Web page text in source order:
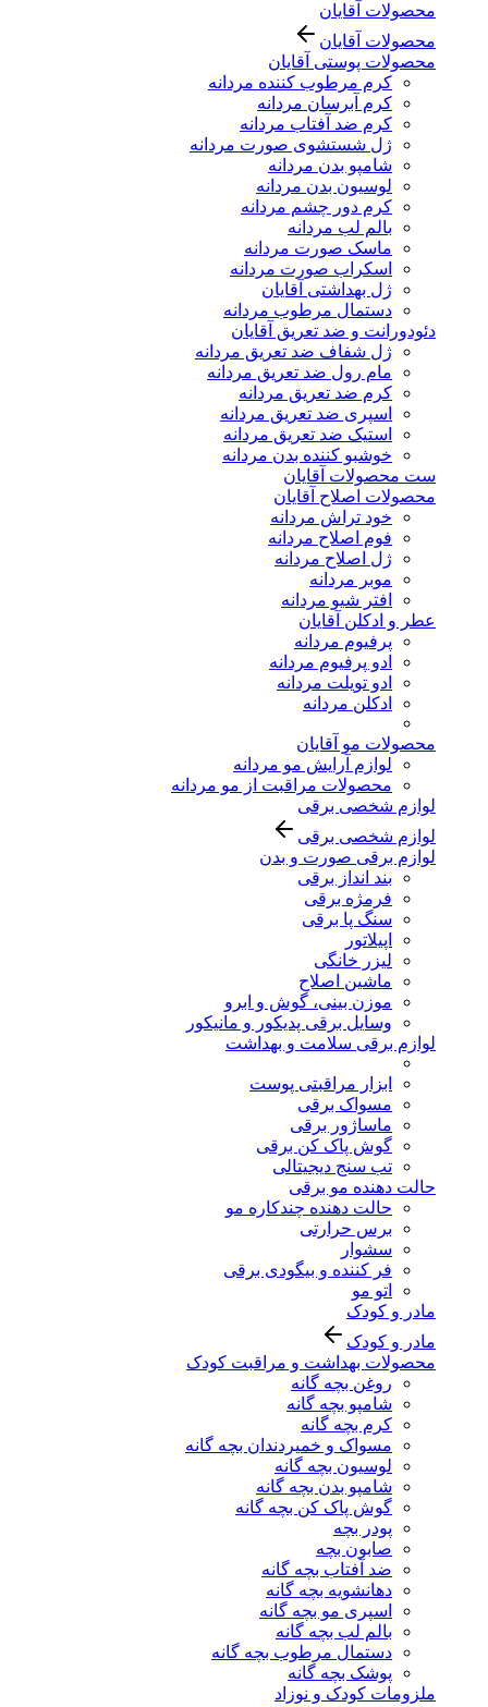
محصولات آقایان
محصولات آقایان
محصولات پوستی آقایان
کرم مرطوب کننده مردانه
کرم آبرسان مردانه
کرم ضد آفتاب مردانه
ژل شستشوی صورت مردانه
شامپو بدن مردانه
لوسیون بدن مردانه
کرم دور چشم مردانه
بالم لب مردانه
ماسک صورت مردانه
اسکراب صورت مردانه
ژل بهداشتی آقایان
دستمال مرطوب مردانه
دئودورانت و ضد تعریق آقایان
ژل شفاف ضد تعریق مردانه
مام رول ضد تعریق مردانه
کرم ضد تعریق مردانه
اسپری ضد تعریق مردانه
استیک ضد تعریق مردانه
خوشبو کننده بدن مردانه
ست محصولات آقایان
محصولات اصلاح آقایان
خود تراش مردانه
فوم اصلاح مردانه
ژل اصلاح مردانه
موبر مردانه
افتر شیو مردانه
عطر و ادکلن آقایان
پرفیوم مردانه
ادو پرفیوم مردانه
ادو تویلت مردانه
ادکلن مردانه
محصولات مو آقایان
لوازم آرایش مو مردانه
محصولات مراقبت از مو مردانه
لوازم شخصی برقی
لوازم شخصی برقی
لوازم برقی صورت و بدن
بند انداز برقی
فرمژه برقی
سنگ پا برقی
اپیلاتور
لیزر خانگی
ماشین اصلاح
موزن بینی، گوش و ابرو
وسایل برقی پدیکور و مانیکور
لوازم برقی سلامت و بهداشت
ابزار مراقبتی پوست
مسواک برقی
ماساژور برقی
گوش پاک کن برقی
تب سنج دیجیتالی
حالت دهنده مو برقی
حالت دهنده چندکاره مو
برس حرارتی
سشوار
فر کننده و بیگودی برقی
اتو مو
مادر و کودک
مادر و کودک
محصولات بهداشت و مراقبت کودک
روغن بچه گانه
شامپو بچه گانه
کرم بچه گانه
مسواک و خمیردندان بچه گانه
لوسیون بچه گانه
شامپو بدن بچه گانه
گوش پاک کن بچه گانه
پودر بچه
صابون بچه
ضد آفتاب بچه گانه
دهانشویه بچه گانه
اسپری مو بچه گانه
بالم لب بچه گانه
دستمال مرطوب بچه گانه
پوشک بچه گانه
ملزومات کودک و نوزاد